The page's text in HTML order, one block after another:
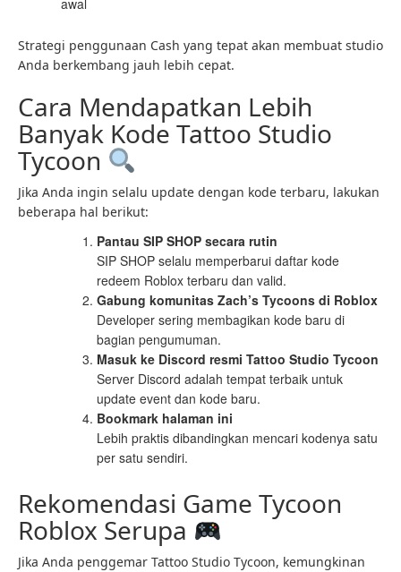
awal
Strategi penggunaan Cash yang tepat akan membuat studio
Anda berkembang jauh lebih cepat.
Cara Mendapatkan Lebih
Banyak Kode Tattoo Studio
Tycoon
Jika Anda ingin selalu update dengan kode terbaru, lakukan
beberapa hal berikut:
Pantau SIP SHOP secara rutin
SIP SHOP selalu memperbarui daftar kode
redeem Roblox terbaru dan valid.
Gabung komunitas Zach’s Tycoons di Roblox
Developer sering membagikan kode baru di
bagian pengumuman.
Masuk ke Discord resmi Tattoo Studio Tycoon
Server Discord adalah tempat terbaik untuk
update event dan kode baru.
Bookmark halaman ini
Lebih praktis dibandingkan mencari kodenya satu
per satu sendiri.
Rekomendasi Game Tycoon
Roblox Serupa
Jika Anda penggemar Tattoo Studio Tycoon, kemungkinan